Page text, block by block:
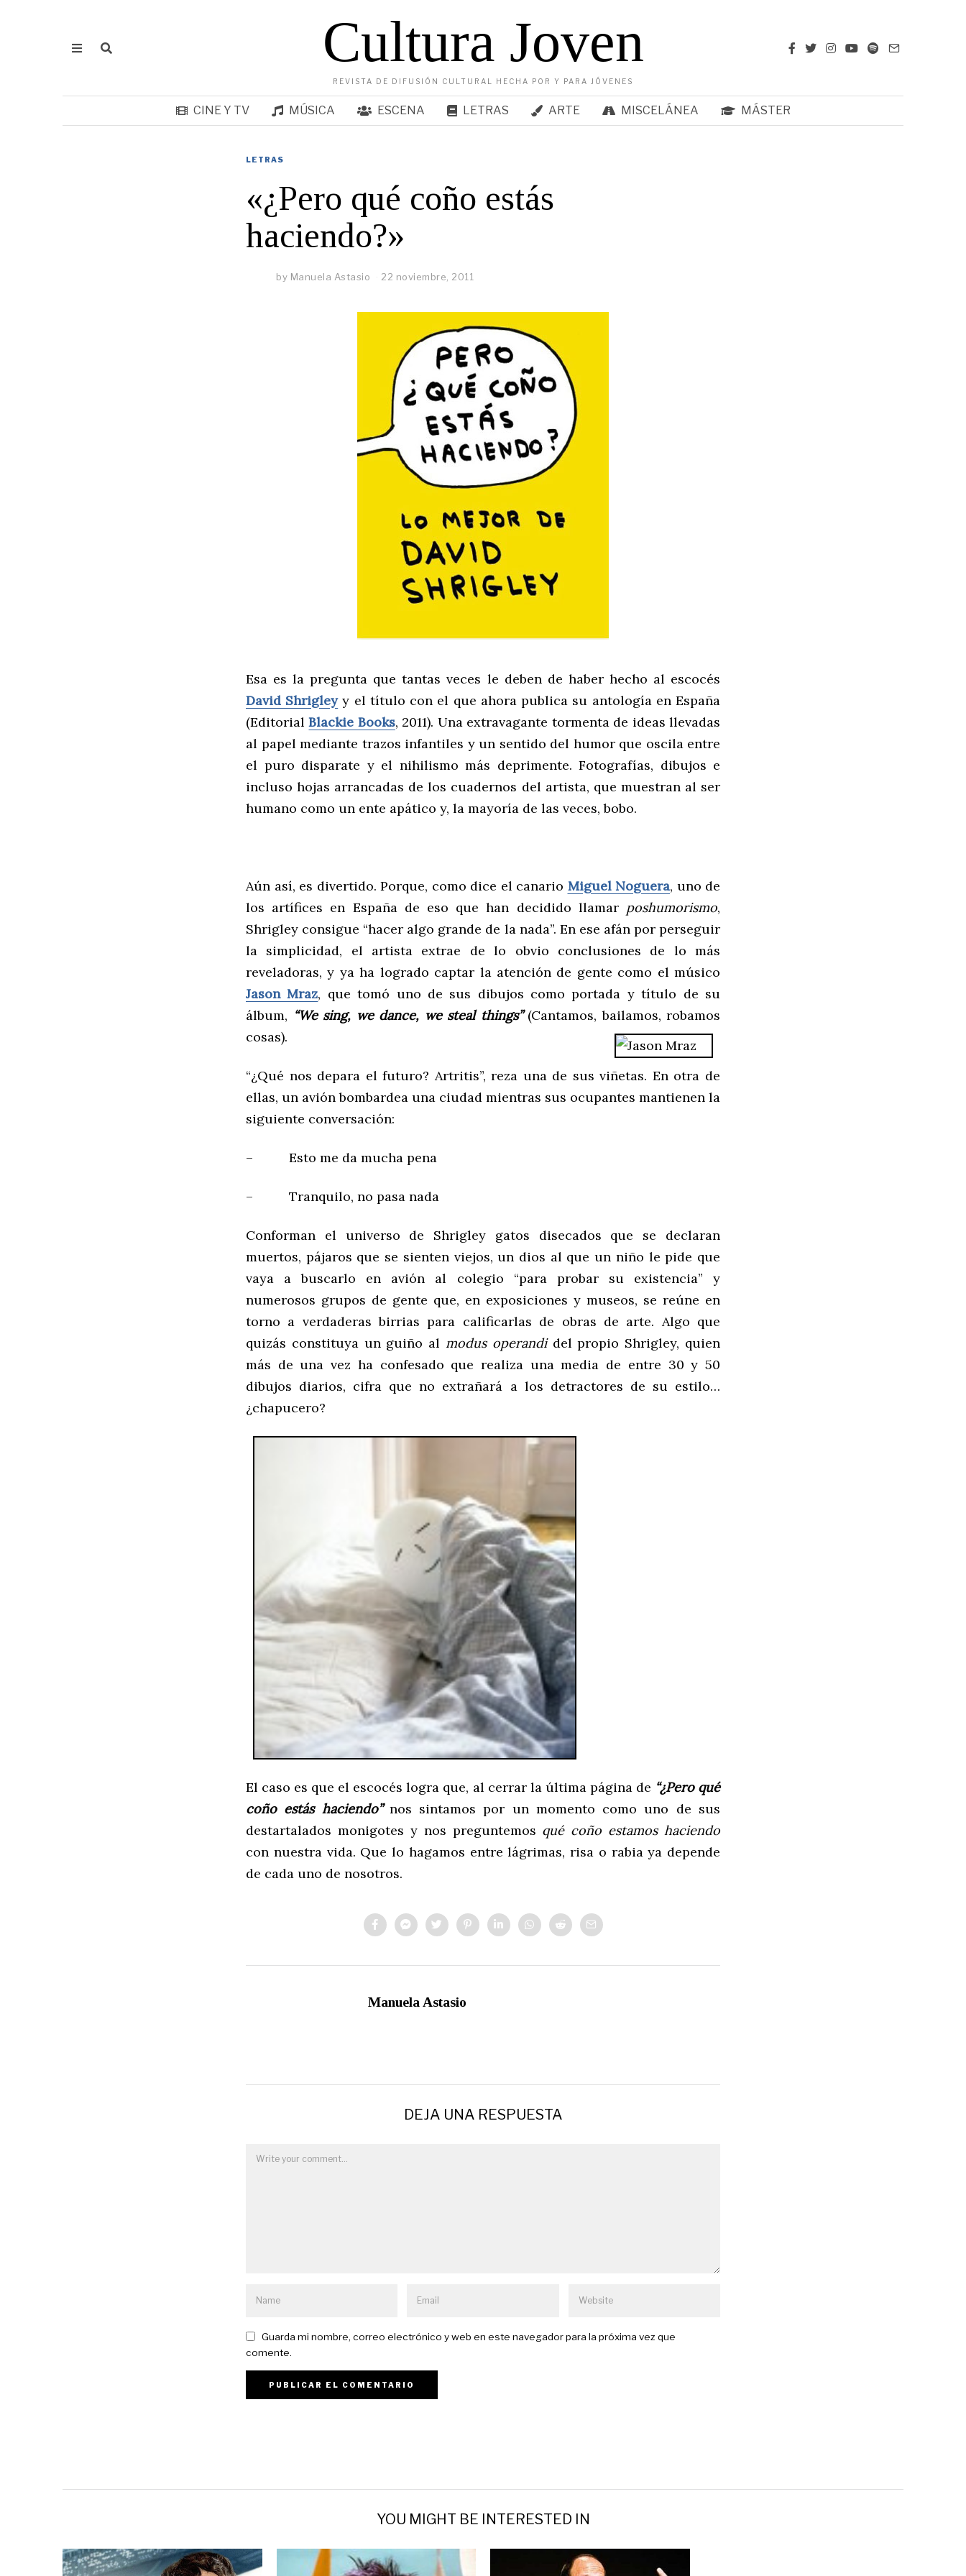
Cultura Joven
REVISTA DE DIFUSIÓN CULTURAL HECHA POR Y PARA JÓVENES
CINE Y TV MÚSICA ESCENA LETRAS ARTE MISCELÁNEA MÁSTER
LETRAS
«¿Pero qué coño estás
haciendo?»
by Manuela Astasio 22 noviembre, 2011
Esa es la pregunta que tantas veces le deben de haber hecho al escocés
David Shrigleyy el título con el que ahora publica su antología en España
(EditorialBlackie Books, 2011). Una extravagante tormenta de ideas llevadas
al papel mediante trazos infantiles y un sentido del humor que oscila entre
el puro disparate y el nihilismo más deprimente. Fotografías, dibujos e
incluso hojas arrancadas de los cuadernos del artista, que muestran al ser
humano como un ente apático y, la mayoría de las veces, bobo.
Aún así, es divertido. Porque, como dice el canario Miguel Noguera, uno de
los artífices en España de eso que han decidido llamar poshumorismo,
Shrigley consigue “hacer algo grande de la nada”. En ese afán por perseguir
la simplicidad, el artista extrae de lo obvio conclusiones de lo más
reveladoras, y ya ha logrado captar la atención de gente como el músico
Jason Mraz, que tomó uno de sus dibujos como portada y título de su
álbum, “We sing, we dance, we steal things”(Cantamos, bailamos, robamos
cosas).
“¿Qué nos depara el futuro? Artritis”, reza una de sus viñetas. En otra de
ellas, un avión bombardea una ciudad mientras sus ocupantes mantienen la
siguiente conversación:
– Esto me da mucha pena
– Tranquilo, no pasa nada
Conforman el universo de Shrigley gatos disecados que se declaran
muertos, pájaros que se sienten viejos, un dios al que un niño le pide que
vaya a buscarlo en avión al colegio “para probar su existencia” y
numerosos grupos de gente que, en exposiciones y museos, se reúne en
torno a verdaderas birrias para calificarlas de obras de arte. Algo que
quizás constituya un guiño al modus operandidel propio Shrigley, quien
más de una vez ha confesado que realiza una media de entre 30 y 50
dibujos diarios, cifra que no extrañará a los detractores de su estilo…
¿chapucero?
El caso es que el escocés logra que, al cerrar la última página de “¿Pero qué
coño estás haciendo”nos sintamos por un momento como uno de sus
destartalados monigotes y nos preguntemos qué coño estamos haciendo
con nuestra vida. Que lo hagamos entre lágrimas, risa o rabia ya depende
de cada uno de nosotros.
Manuela Astasio
DEJA UNA RESPUESTA
Guarda mi nombre, correo electrónico y web en este navegador para la próxima vez que
comente.
YOU MIGHT BE INTERESTED IN